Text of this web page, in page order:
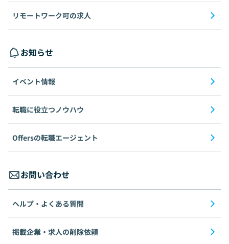
リモートワーク可の求人
お知らせ
イベント情報
転職に役立つノウハウ
Offersの転職エージェント
お問い合わせ
ヘルプ・よくある質問
掲載企業・求人の削除依頼